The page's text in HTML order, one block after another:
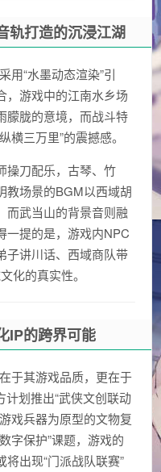
轨打造的沉浸江湖
用“水墨动态渲染”引
，游戏中的江南水乡场
朦胧的意境，而战斗特
横三万里”的震撼感。
操刀配乐，古琴、竹
教场景的BGM以西域胡
而武当山的背景音则融
一提的是，游戏内NPC
子讲川话、西域商队带
化的真实性。
IP的跨界可能
于其游戏品质，更在于
划推出“武侠文创联动
戏兵器为原型的文物复
字保护”课题，游戏的
出现“门派战队联赛”